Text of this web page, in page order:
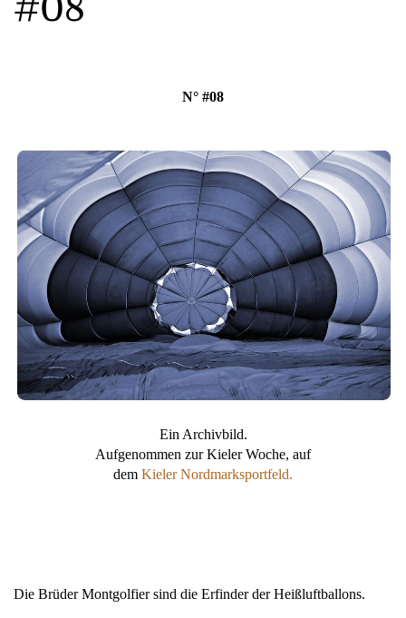
#08
N° #08
Ein Archivbild.
Aufgenommen zur Kieler Woche, auf
dem Kieler Nordmarksportfeld.
Die Brüder Montgolfier sind die Erfinder der Heißluftballons.